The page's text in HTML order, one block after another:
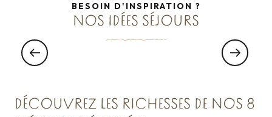
BESOIN D'INSPIRATION ?
NOS IDÉES SÉJOURS
JOINDE L'UTILE À L'AGRÉABLE
DÉCOUVREZ LES RICHESSES DE NOS 8